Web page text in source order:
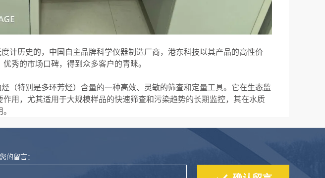
计历史的，中国自主品牌科学仪器制造厂商，港东科技以其产品的高性价
秀的市场口碑，得到众多客户的青睐。
（特别是多环芳烃）含量的一种高效、灵敏的筛查和定量工具。它在生态监
用，尤其适用于大规模样品的快速筛查和污染趋势的长期监控，其在水质
您的留言：